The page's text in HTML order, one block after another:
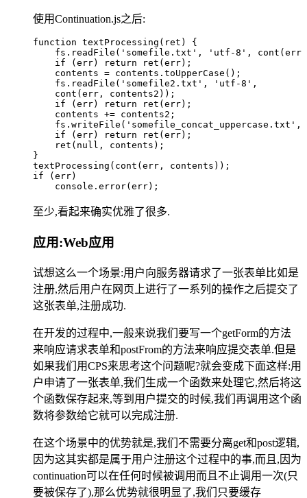
使用Continuation.js之后:
function textProcessing ( ret )
{
    fs
. readFile ( ' somefile.txt ' , ' utf-8 ' , cont ( err
    if
( err) return ret ( err);
    contents
= contents . toUpperCase ();
    fs
. readFile ( ' somefile2.txt ' , ' utf-8 ' ,
    cont
( err , contents2 ));
    if
( err) return ret ( err);
    contents
+= contents2 ;
    fs
. writeFile ( ' somefile_concat_uppercase.txt ' ,
    if
( err) return ret ( err);
    ret
( null , contents );
}
textProcessing ( cont ( err , contents ));
if ( err)
    console
. error( err);
至少,看起来确实优雅了很多.
应用:Web应用
试想这么一个场景:用户向服务器请求了一张表单比如是
注册,然后用户在网页上进行了一系列的操作之后提交了
这张表单,注册成功.
在开发的过程中,一般来说我们要写一个getForm的方法
来响应请求表单和postFrom的方法来响应提交表单.但是
如果我们用CPS来思考这个问题呢?就会变成下面这样:用
户申请了一张表单,我们生成一个函数来处理它,然后将这
个函数保存起来,等到用户提交的时候,我们再调用这个函
数将参数给它就可以完成注册.
在这个场景中的优势就是,我们不需要分离get和post逻辑,
因为这其实都是属于用户注册这个过程中的事,而且,因为
continuation可以在任何时候被调用而且不止调用一次(只
要被保存了),那么优势就很明显了,我们只要缓存